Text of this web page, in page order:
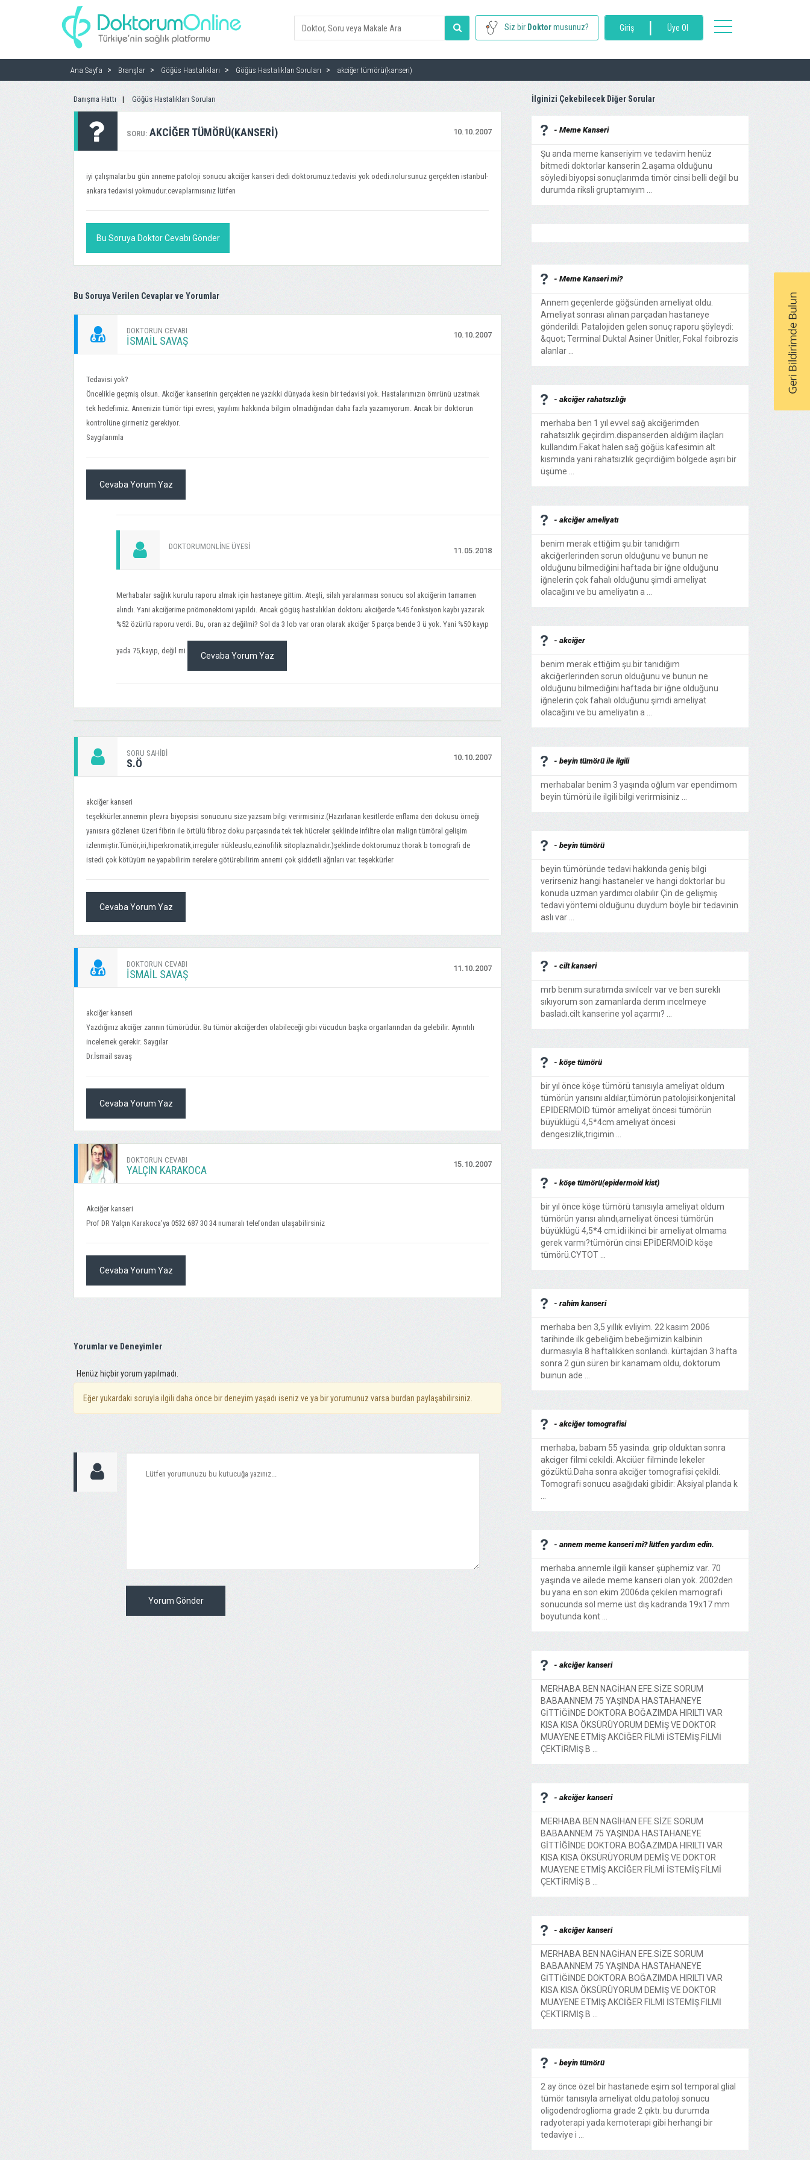
Siz bir Doktormusunuz? Giriş | Üye Ol
toggle
Ana Sayfa Branşlar Göğüs Hastalıkları Göğüs Hastalıkları Soruları akciğer tümörü(kanseri)
Danışma Hattı Göğüs Hastalıkları Soruları
SORU: 10.10.2007
AKCIĞER TÜMÖRÜ(KANSERI)
iyi çalışmalar.bu gün anneme patoloji sonucu akciğer kanseri dedi doktorumuz.tedavisi yok odedi.nolursunuz gerçekten istanbul-
ankara tedavisi yokmudur.cevaplarmısınız lütfen
Bu Soruya Doktor Cevabı Gönder
Bu Soruya Verilen Cevaplar ve Yorumlar
DOKTORUN CEVABI
İSMAIL SAVAŞ 10.10.2007
Tedavisi yok?
Öncelikle geçmiş olsun. Akciğer kanserinin gerçekten ne yazıkki dünyada kesin bir tedavisi yok. Hastalarımızın ömrünü uzatmak
tek hedefimiz. Annenizin tümör tipi evresi, yayılımı hakkında bilgim olmadığından daha fazla yazamıyorum. Ancak bir doktorun
kontrolüne girmeniz gerekiyor.
Saygılarımla
Cevaba Yorum Yaz
DOKTORUMONLINE ÜYESI 11.05.2018
Merhabalar sağlık kurulu raporu almak için hastaneye gittim. Ateşli, silah yaralanması sonucu sol akciğerim tamamen
alındı. Yani akciğerime pnömonektomi yapıldı. Ancak gögüş hastalıkları doktoru akciğerde %45 fonksiyon kaybı yazarak
%52 özürlü raporu verdi. Bu, oran az değilmi? Sol da 3 lob var oran olarak akciğer 5 parça bende 3 ü yok. Yani %50 kayıp
yada 75,kayıp, değil mi
Cevaba Yorum Yaz
SORU SAHIBI
S.Ö 10.10.2007
akciğer kanseri
teşekkürler.annemin plevra biyopsisi sonucunu size yazsam bilgi verirmisiniz.(Hazırlanan kesitlerde enflama deri dokusu örneği
yanısıra gözlenen üzeri fibrin ile örtülü fibroz doku parçasında tek tek hücreler şeklinde infiltre olan malign tümöral gelişim
izlenmiştir.Tümör,iri,hiperkromatik,irregüler nükleuslu,ezinofilik sitoplazmalıdır.)şeklinde doktorumuz thorak b tomografi de
istedi çok kötüyüm ne yapabilirim nerelere götürebilirim annemi çok şiddetli ağrıları var. teşekkürler
Cevaba Yorum Yaz
DOKTORUN CEVABI
İSMAIL SAVAŞ 11.10.2007
akciğer kanseri
Yazdığınız akciğer zarının tümörüdür. Bu tümör akciğerden olabileceği gibi vücudun başka organlarından da gelebilir. Ayrıntılı
incelemek gerekir. Saygılar
Dr.İsmail savaş
Cevaba Yorum Yaz
DOKTORUN CEVABI
YALÇIN KARAKOCA 15.10.2007
Akciğer kanseri
Prof DR Yalçın Karakoca'ya 0532 687 30 34 numaralı telefondan ulaşabilirsiniz
Cevaba Yorum Yaz
Yorumlar ve Deneyimler
Henüz hiçbir yorum yapılmadı.
Eğer yukardaki soruyla ilgili daha önce bir deneyim yaşadı iseniz ve ya bir yorumunuz varsa burdan paylaşabilirsiniz.
Yorum Gönder
İlginizi Çekebilecek Diğer Sorular
- Meme Kanseri
Şu anda meme kanseriyim ve tedavim henüz
bitmedi doktorlar kanserin 2.aşama olduğunu
söyledi biyopsi sonuçlarımda timör cinsi belli değil bu
durumda riksli gruptamıyım ...
- Meme Kanseri mi?
Annem geçenlerde göğsünden ameliyat oldu.
Ameliyat sonrası alınan parçadan hastaneye
gönderildi. Patalojiden gelen sonuç raporu şöyleydi:
&quot; Terminal Duktal Asiner Ünitler, Fokal foibrozis
alanlar ...
- akciğer rahatsızlığı
merhaba ben 1 yıl evvel sağ akciğerimden
rahatsızlık geçirdim.dispanserden aldığım ilaçları
kullandım.Fakat halen sağ göğüs kafesimin alt
kısmında yani rahatsızlık geçirdiğim bölgede aşırı bir
üşüme ...
- akciğer ameliyatı
benim merak ettiğim şu.bir tanıdığım
akciğerlerinden sorun olduğunu ve bunun ne
olduğunu bilmediğini haftada bir iğne olduğunu
iğnelerin çok fahalı olduğunu şimdi ameliyat
olacağını ve bu ameliyatın a ...
- akciğer
benim merak ettiğim şu.bir tanıdığım
akciğerlerinden sorun olduğunu ve bunun ne
olduğunu bilmediğini haftada bir iğne olduğunu
iğnelerin çok fahalı olduğunu şimdi ameliyat
olacağını ve bu ameliyatın a ...
- beyin tümörü ile ilgili
merhabalar benim 3 yaşında oğlum var ependimom
beyin tümörü ile ilgili bilgi verirmisiniz ...
- beyin tümörü
beyin tümöründe tedavi hakkında geniş bilgi
verirseniz hangi hastaneler ve hangi doktorlar bu
konuda uzman yardımcı olabılır Çin de gelişmiş
tedavi yöntemi olduğunu duydum böyle bir tedavinin
aslı var ...
- cilt kanseri
mrb benım suratımda sıvılcelr var ve ben sureklı
sıkıyorum son zamanlarda derım ıncelmeye
basladı.cilt kanserine yol açarmı? ...
- köşe tümörü
bir yıl önce köşe tümörü tanısıyla ameliyat oldum
tümörün yarısını aldılar,tümörün patolojisi:konjenital
EPİDERMOİD tümör ameliyat öncesi tümörün
büyüklügü 4,5*4cm.ameliyat öncesi
dengesizlik,trigimin ...
- köşe tümörü(epidermoid kist)
bir yıl önce köşe tümörü tanısıyla ameliyat oldum
tümörün yarısı alındı,ameliyat öncesi tümörün
büyüklügü 4,5*4 cm.idi ikinci bir ameliyat olmama
gerek varmı?tümörün cinsi EPİDERMOİD köşe
tümörü.CYTOT ...
- rahim kanseri
merhaba ben 3,5 yıllık evliyim. 22 kasım 2006
tarihinde ilk gebeliğim bebeğimizin kalbinin
durmasıyla 8 haftalıkken sonlandı. kürtajdan 3 hafta
sonra 2 gün süren bir kanamam oldu, doktorum
buınun ade ...
- akciğer tomografisi
merhaba, babam 55 yasinda. grip olduktan sonra
akciger filmi cekildi. Akciüer filminde lekeler
gözüktü.Daha sonra akciğer tomografisi çekildi.
Tomografi sonucu asağıdaki gibidir: Aksiyal planda k
- annem meme kanseri mi? lütfen yardım edin.
merhaba.annemle ilgili kanser şüphemiz var. 70
yaşında ve ailede meme kanseri olan yok. 2002den
bu yana en son ekim 2006da çekilen mamografi
sonucunda sol meme üst dış kadranda 19x17 mm
boyutunda kont ...
- akciğer kanseri
MERHABA BEN NAGİHAN EFE.SİZE SORUM
BABAANNEM 75 YAŞINDA HASTAHANEYE
GİTTİĞİNDE DOKTORA BOĞAZIMDA HIRILTI VAR
KISA KISA ÖKSÜRÜYORUM DEMİŞ VE DOKTOR
MUAYENE ETMİŞ AKCİĞER FİLMİ İSTEMİŞ.FİLMİ
ÇEKTİRMİŞ B ...
- akciğer kanseri
MERHABA BEN NAGİHAN EFE.SİZE SORUM
BABAANNEM 75 YAŞINDA HASTAHANEYE
GİTTİĞİNDE DOKTORA BOĞAZIMDA HIRILTI VAR
KISA KISA ÖKSÜRÜYORUM DEMİŞ VE DOKTOR
MUAYENE ETMİŞ AKCİĞER FİLMİ İSTEMİŞ.FİLMİ
ÇEKTİRMİŞ B ...
- akciğer kanseri
MERHABA BEN NAGİHAN EFE.SİZE SORUM
BABAANNEM 75 YAŞINDA HASTAHANEYE
GİTTİĞİNDE DOKTORA BOĞAZIMDA HIRILTI VAR
KISA KISA ÖKSÜRÜYORUM DEMİŞ VE DOKTOR
MUAYENE ETMİŞ AKCİĞER FİLMİ İSTEMİŞ.FİLMİ
ÇEKTİRMİŞ B ...
- beyin tümörü
2 ay önce özel bir hastanede eşim sol temporal glial
tümör tanısıyla ameliyat oldu.patoloji sonucu
oligodendroglioma grade 2 çıktı. bu durumda
radyoterapi yada kemoterapi gibi herhangi bir
tedaviye i ...